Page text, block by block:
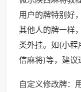
用户的牌特别好
其他人的牌一样
类外挂。如(小程
信麻将)等，建议
自定义修改牌：